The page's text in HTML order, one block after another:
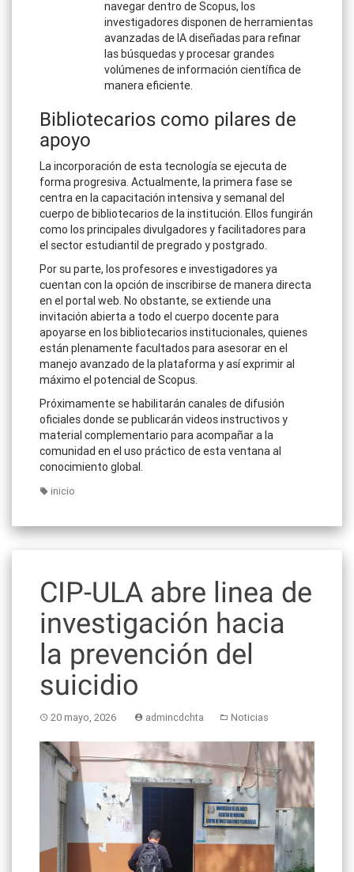
navegar dentro de Scopus, los
investigadores disponen de herramientas
avanzadas de IA diseñadas para refinar
las búsquedas y procesar grandes
volúmenes de información científica de
manera eficiente.
Bibliotecarios como pilares de
apoyo
​La incorporación de esta tecnología se ejecuta de
forma progresiva. Actualmente, la primera fase se
centra en la capacitación intensiva y semanal del
cuerpo de bibliotecarios de la institución. Ellos fungirán
como los principales divulgadores y facilitadores para
el sector estudiantil de pregrado y postgrado.
​Por su parte, los profesores e investigadores ya
cuentan con la opción de inscribirse de manera directa
en el portal web. No obstante, se extiende una
invitación abierta a todo el cuerpo docente para
apoyarse en los bibliotecarios institucionales, quienes
están plenamente facultados para asesorar en el
manejo avanzado de la plataforma y así exprimir al
máximo el potencial de Scopus.
​Próximamente se habilitarán canales de difusión
oficiales donde se publicarán videos instructivos y
material complementario para acompañar a la
comunidad en el uso práctico de esta ventana al
conocimiento global.
inicio
CIP-ULA abre linea de
investigación hacia
la prevención del
suicidio
20 mayo, 2026 admincdchta Noticias